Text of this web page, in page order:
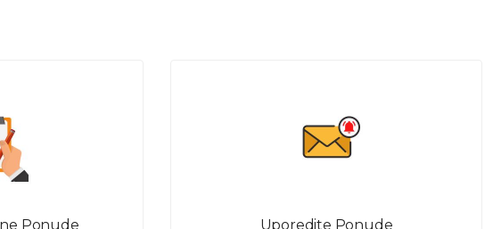
Ponude Uporedite Ponude